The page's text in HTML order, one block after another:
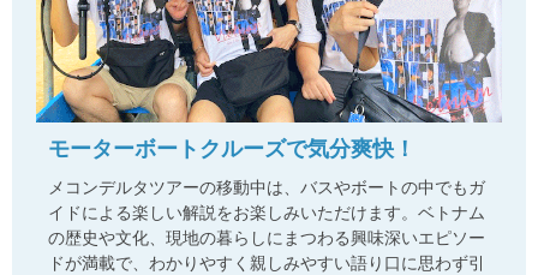
モーターボートクルーズで気分爽快！
メコンデルタツアーの移動中は、バスやボートの中でもガ
イドによる楽しい解説をお楽しみいただけます。ベトナム
の歴史や文化、現地の暮らしにまつわる興味深いエピソー
ドが満載で、わかりやすく親しみやすい語り口に思わず引